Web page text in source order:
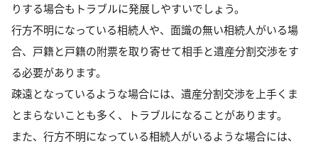
りする場合もトラブルに発展しやすいでしょう。
行方不明になっている相続人や、面識の無い相続人がいる場
合、戸籍と戸籍の附票を取り寄せて相手と遺産分割交渉をす
る必要があります。
疎遠となっているような場合には、遺産分割交渉を上手くま
とまらないことも多く、トラブルになることがあります。
また、行方不明になっている相続人がいるような場合には、